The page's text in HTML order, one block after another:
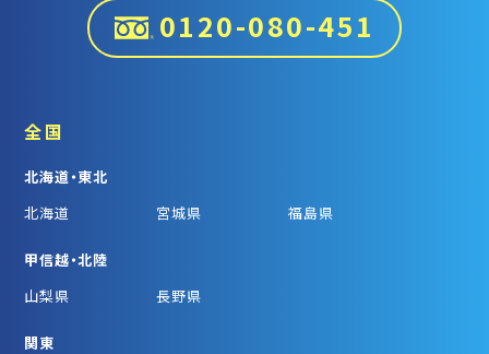
0120-080-451
全国
北海道・東北
北海道
宮城県 福島県
甲信越・北陸
山梨県
長野県
関東